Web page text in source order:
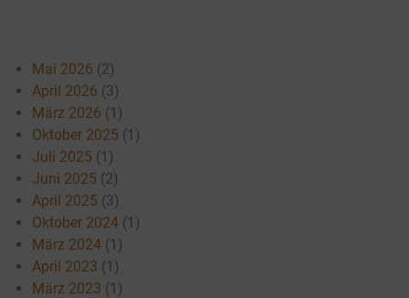
Mai 2026 (2)
April 2026 (3)
März 2026 (1)
Oktober 2025 (1)
Juli 2025 (1)
Juni 2025 (2)
April 2025 (3)
Oktober 2024 (1)
März 2024 (1)
April 2023 (1)
März 2023 (1)